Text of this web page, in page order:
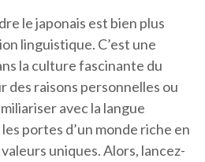
le japonais est bien plus
linguistique. C’est une
la culture fascinante du
des raisons personnelles ou
avec la langue
portes d’un monde riche en
uniques. Alors, lancez-